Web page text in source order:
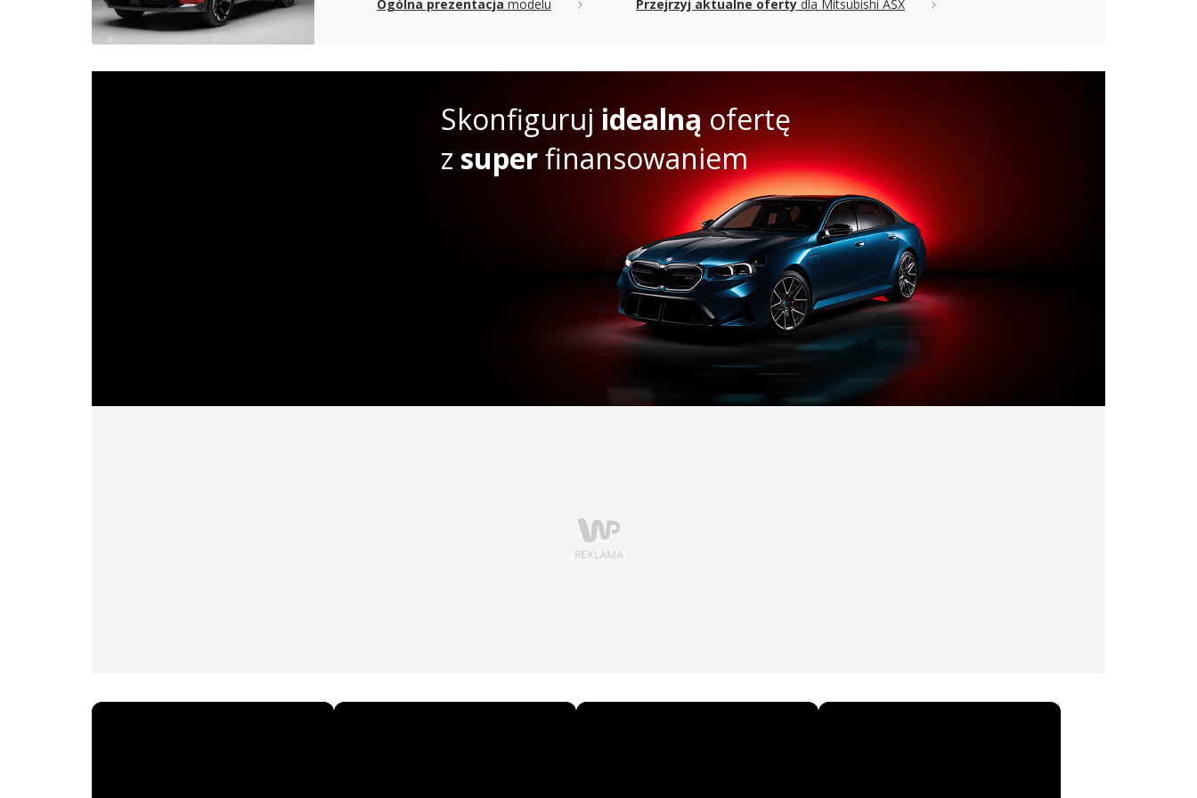
wyposażenia, a wraz z nim wszelkie zabezpieczenia, asystenci jazdy, klimatyzacja czy multimedia. To, ile zapłacimy za auto, zależy
nasze oczekiwania.
Co do finalnej ceny, to należy pamiętać, że oferując model Mitsubishi ASX II Crossover Facelifting 1.2 Turbo 114KM 84kW od 2024
dealer może też mieć własne upusty i promocje, zatem zawsze przed zakupem możesz jeszcze negocjować cenę.
Warto dodać, że w naszej bazie – Katalog Nowych Aut – mamy również oferty, dotyczące pozostałych modeli marki Mitsubishi:
Colt, Eclipse Cross, Outlander, Space Star, a także oferty innych producentów.
Ogólna prezentacja modelu Przejrzyj aktualne oferty dla Mitsubishi ASX
Skonfiguruj idealną ofertę
z superfinansowaniem